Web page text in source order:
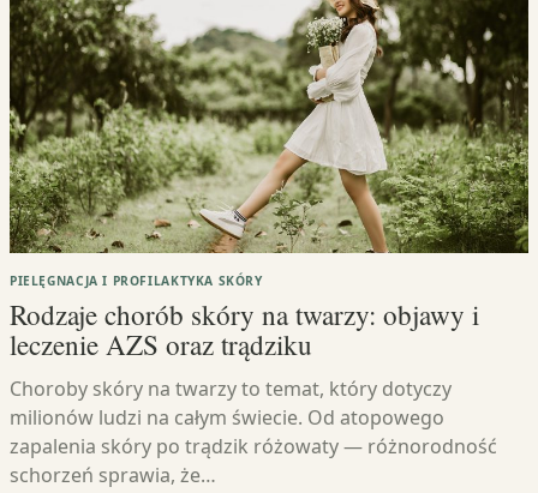
PIELĘGNACJA I PROFILAKTYKA SKÓRY
Rodzaje chorób skóry na twarzy: objawy i
leczenie AZS oraz trądziku
Choroby skóry na twarzy to temat, który dotyczy
milionów ludzi na całym świecie. Od atopowego
zapalenia skóry po trądzik różowaty — różnorodność
schorzeń sprawia, że…